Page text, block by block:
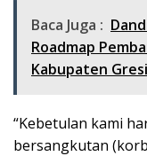
Baca Juga :
Roadmap
Kabupaten
“Kebetulan kami
bersangkutan